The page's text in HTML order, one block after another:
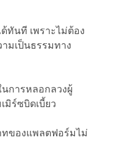
ทันที เพราะไม่ต้อง
มเป็นธรรมทาง
การหลอกลวงผู้
มิร์ซบิดเบี้ยว
ทของแพลตฟอร์มไม่